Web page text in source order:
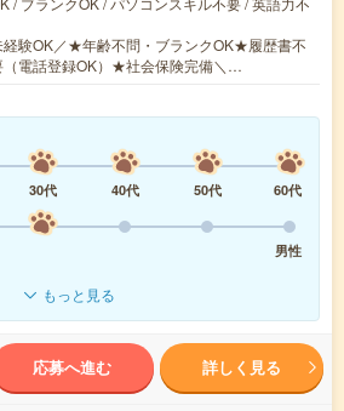
経験OK／★年齢不問・ブランクOK★履歴書不
（電話登録OK）★社会保険完備＼…
30代 40代 50代
60代
男性
もっと見る
応募へ進む 詳しく見る